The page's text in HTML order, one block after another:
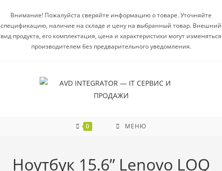
Внимание! Пожалуйста сверяйте информацию о товаре. Уточняйте
спецификацию, наличие на складе и цену на выбранный товар. Внешний
вид продукта, его комплектация, цена и характеристики могут изменяться
производителем без предварительного уведомления.
0 МЕНЮ
Ноутбук 15.6” Lenovo LOQ